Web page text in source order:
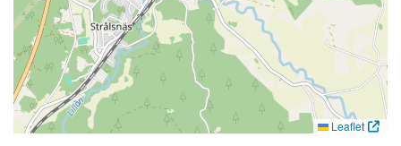
Leaflet